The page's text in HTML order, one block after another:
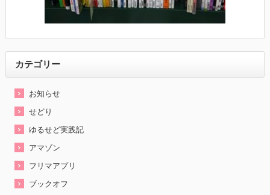
カテゴリー
お知らせ
せどり
ゆるせど実践記
アマゾン
フリマアプリ
ブックオフ